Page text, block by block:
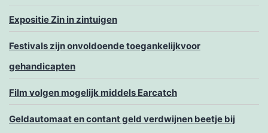
Expositie Zin in zintuigen
Festivals zijn onvoldoende toegankelijkvoor
gehandicapten
Film volgen mogelijk middels Earcatch
Geldautomaat en contant geld verdwijnen beetje bij